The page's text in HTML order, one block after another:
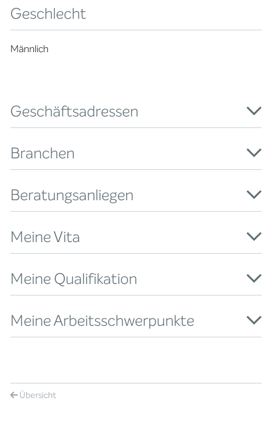
Geschlecht
Männlich
Geschäftsadressen
Branchen
Beratungsanliegen
Meine Vita
Meine Qualifikation
Meine Arbeitsschwerpunkte
Übersicht